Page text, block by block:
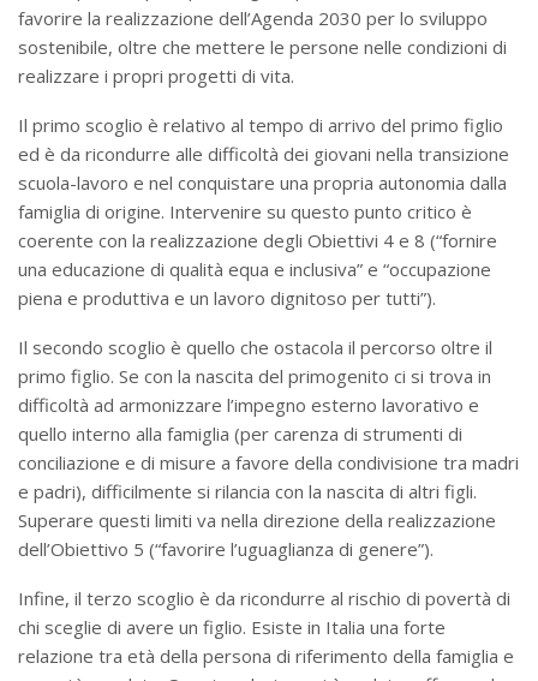
favorire la realizzazione dell’Agenda 2030 per lo sviluppo
sostenibile, oltre che mettere le persone nelle condizioni di
realizzare i propri progetti di vita.
Il primo scoglio è relativo al tempo di arrivo del primo figlio
ed è da ricondurre alle difficoltà dei giovani nella transizione
scuola-lavoro e nel conquistare una propria autonomia dalla
famiglia di origine. Intervenire su questo punto critico è
coerente con la realizzazione degli Obiettivi 4 e 8 (“fornire
una educazione di qualità equa e inclusiva” e “occupazione
piena e produttiva e un lavoro dignitoso per tutti”).
Il secondo scoglio è quello che ostacola il percorso oltre il
primo figlio. Se con la nascita del primogenito ci si trova in
difficoltà ad armonizzare l’impegno esterno lavorativo e
quello interno alla famiglia (per carenza di strumenti di
conciliazione e di misure a favore della condivisione tra madri
e padri), difficilmente si rilancia con la nascita di altri figli.
Superare questi limiti va nella direzione della realizzazione
dell’Obiettivo 5 (“favorire l’uguaglianza di genere”).
Infine, il terzo scoglio è da ricondurre al rischio di povertà di
chi sceglie di avere un figlio. Esiste in Italia una forte
relazione tra età della persona di riferimento della famiglia e